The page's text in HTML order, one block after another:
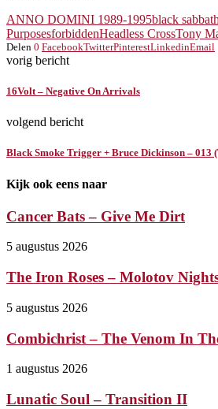
ANNO DOMINI 1989-1995black sabbath
PurposesforbiddenHeadless CrossTony
Delen 0 FacebookTwitterPinterestLinkedinEmail
vorig bericht
16Volt – Negative On Arrivals
volgend bericht
Black Smoke Trigger + Bruce Dickinson – 013
Kijk ook eens naar
Cancer Bats – Give Me Dirt
5 augustus 2026
The Iron Roses – Molotov
5 augustus 2026
Combichrist – The Venom In
1 augustus 2026
Lunatic Soul – Transition II